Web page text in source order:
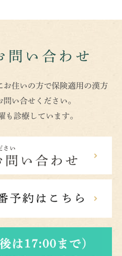
問い合わせ
住いの方で保険適用の漢方
い合せください。
も診療しています。